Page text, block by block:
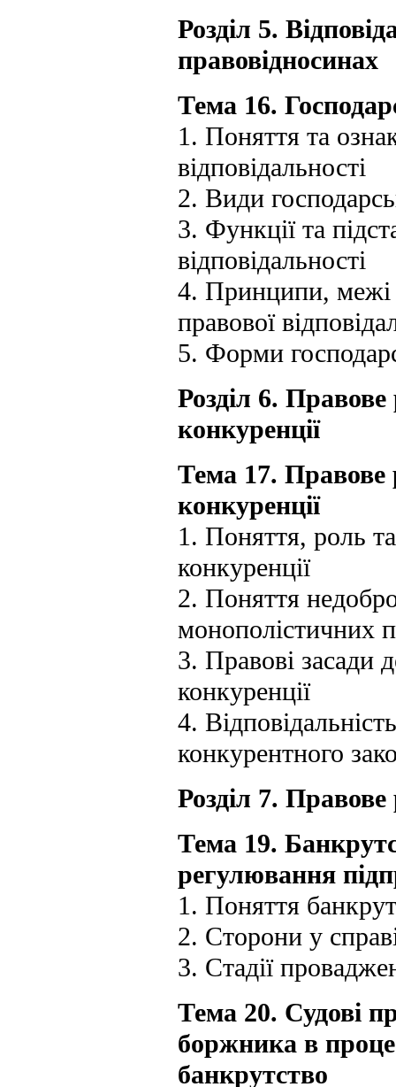
Розділ 5.
правовідносинах
Тема 16.
1. Поняття та
відповідальності
2. Види
3. Функції та
відповідальності
4. Принципи, межі
правової
5. Форми
Розділ 6.
конкуренції
Тема 17. Правове
конкуренції
1. Поняття, роль
конкуренції
2. Поняття
монополістичних
3. Правові засади
конкуренції
4.
конкурентного
Розділ 7.
Тема 19.
регулювання
1. Поняття
2. Сторони у
3. Стадії
Тема 20. Судові
боржника в
банкрутство